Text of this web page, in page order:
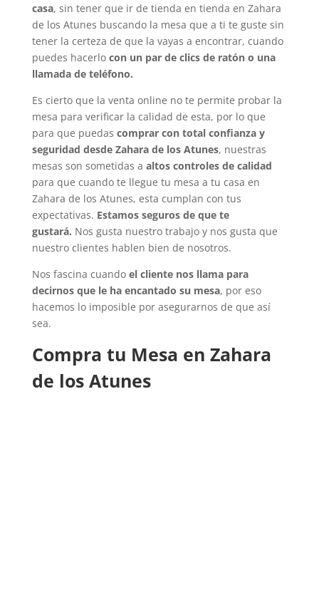
casa, sin tener que ir de tienda en tienda en Zahara
de los Atunes buscando la mesa que a ti te guste sin
tener la certeza de que la vayas a encontrar, cuando
puedes hacerlo con un par de clics de ratón o una
llamada de teléfono.
Es cierto que la venta online no te permite probar la
mesa para verificar la calidad de esta, por lo que
para que puedas comprar con total confianza y
seguridad desde Zahara de los Atunes, nuestras
mesas son sometidas a altos controles de calidad
para que cuando te llegue tu mesa a tu casa en
Zahara de los Atunes, esta cumplan con tus
expectativas. Estamos seguros de que te
gustará. Nos gusta nuestro trabajo y nos gusta que
nuestro clientes hablen bien de nosotros.
Nos fascina cuando el cliente nos llama para
decirnos que le ha encantado su mesa, por eso
hacemos lo imposible por asegurarnos de que así
sea.
Compra tu Mesa en Zahara
de los Atunes